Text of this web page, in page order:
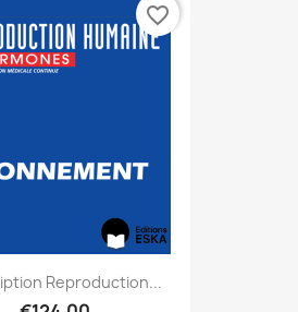
Reproduction...
favorite_border